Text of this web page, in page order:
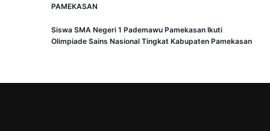
PAMEKASAN
Siswa SMA Negeri 1 Pademawu Pamekasan Ikuti
Olimpiade Sains Nasional Tingkat Kabupaten Pamekasan